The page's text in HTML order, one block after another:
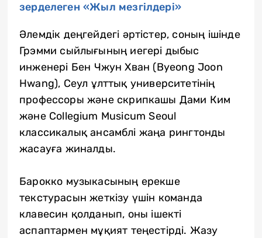
зерделеген «Жыл мезгілдері»
Әлемдік деңгейдегі әртістер, соның ішінде
Грэмми сыйлығының иегері дыбыс
инженері Бен Чжун Хван (Byeong Joon
Hwang), Сеул ұлттық университетінің
профессоры және скрипкашы Дами Ким
және Collegium Musicum Seoul
классикалық ансамблі жаңа рингтонды
жасауға жиналды.
Барокко музыкасының ерекше
текстурасын жеткізу үшін команда
клавесин қолданып, оны ішекті
аспаптармен мұқият теңестірді. Жазу